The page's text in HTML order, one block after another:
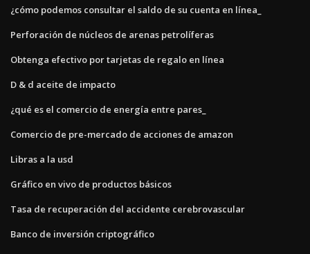
¿cómo podemos consultar el saldo de su cuenta en línea_
Perforación de núcleos de arenas petrolíferas
Obtenga efectivo por tarjetas de regalo en línea
D & d aceite de impacto
¿qué es el comercio de energía entre pares_
Comercio de pre-mercado de acciones de amazon
Libras a la usd
Gráfico en vivo de productos básicos
Tasa de recuperación del accidente cerebrovascular
Banco de inversión criptográfico